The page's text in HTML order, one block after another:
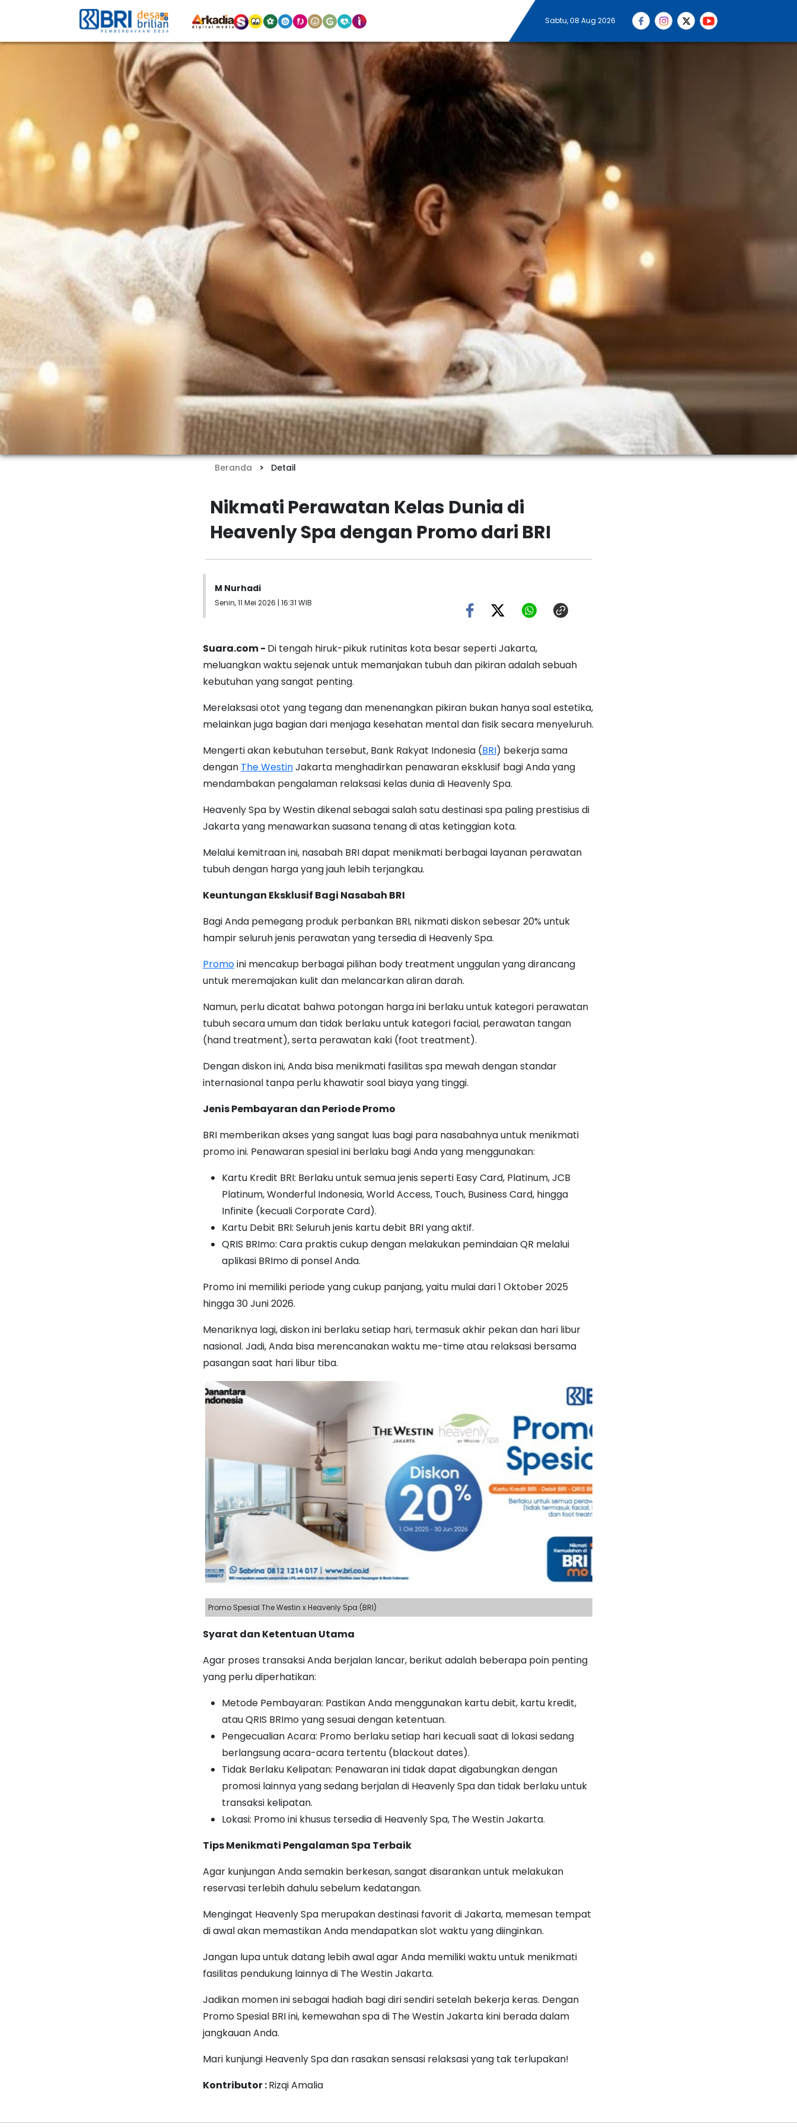
Sabtu, 08 Aug 2026
Beranda Detail
Nikmati Perawatan Kelas Dunia di
Heavenly Spa dengan Promo dari BRI
M Nurhadi
Senin, 11 Mei 2026 | 16:31 WIB
Suara.com - Di tengah hiruk-pikuk rutinitas kota besar seperti Jakarta,
meluangkan waktu sejenak untuk memanjakan tubuh dan pikiran adalah sebuah
kebutuhan yang sangat penting.
Merelaksasi otot yang tegang dan menenangkan pikiran bukan hanya soal estetika,
melainkan juga bagian dari menjaga kesehatan mental dan fisik secara menyeluruh.
Mengerti akan kebutuhan tersebut, Bank Rakyat Indonesia (BRI) bekerja sama
dengan The WestinJakarta menghadirkan penawaran eksklusif bagi Anda yang
mendambakan pengalaman relaksasi kelas dunia di Heavenly Spa.
Heavenly Spa by Westin dikenal sebagai salah satu destinasi spa paling prestisius di
Jakarta yang menawarkan suasana tenang di atas ketinggian kota.
Melalui kemitraan ini, nasabah BRI dapat menikmati berbagai layanan perawatan
tubuh dengan harga yang jauh lebih terjangkau.
Keuntungan Eksklusif Bagi Nasabah BRI
Bagi Anda pemegang produk perbankan BRI, nikmati diskon sebesar 20% untuk
hampir seluruh jenis perawatan yang tersedia di Heavenly Spa.
Promoini mencakup berbagai pilihan body treatment unggulan yang dirancang
untuk meremajakan kulit dan melancarkan aliran darah.
Namun, perlu dicatat bahwa potongan harga ini berlaku untuk kategori perawatan
tubuh secara umum dan tidak berlaku untuk kategori facial, perawatan tangan
(hand treatment), serta perawatan kaki (foot treatment).
Dengan diskon ini, Anda bisa menikmati fasilitas spa mewah dengan standar
internasional tanpa perlu khawatir soal biaya yang tinggi.
Jenis Pembayaran dan Periode Promo
BRI memberikan akses yang sangat luas bagi para nasabahnya untuk menikmati
promo ini. Penawaran spesial ini berlaku bagi Anda yang menggunakan:
Kartu Kredit BRI: Berlaku untuk semua jenis seperti Easy Card, Platinum, JCB
Platinum, Wonderful Indonesia, World Access, Touch, Business Card, hingga
Infinite (kecuali Corporate Card).
Kartu Debit BRI: Seluruh jenis kartu debit BRI yang aktif.
QRIS BRImo: Cara praktis cukup dengan melakukan pemindaian QR melalui
aplikasi BRImo di ponsel Anda.
Promo ini memiliki periode yang cukup panjang, yaitu mulai dari 1 Oktober 2025
hingga 30 Juni 2026.
Menariknya lagi, diskon ini berlaku setiap hari, termasuk akhir pekan dan hari libur
nasional. Jadi, Anda bisa merencanakan waktu me-time atau relaksasi bersama
pasangan saat hari libur tiba.
Promo Spesial The Westin x Heavenly Spa (BRI)
Syarat dan Ketentuan Utama
Agar proses transaksi Anda berjalan lancar, berikut adalah beberapa poin penting
yang perlu diperhatikan:
Metode Pembayaran: Pastikan Anda menggunakan kartu debit, kartu kredit,
atau QRIS BRImo yang sesuai dengan ketentuan.
Pengecualian Acara: Promo berlaku setiap hari kecuali saat di lokasi sedang
berlangsung acara-acara tertentu (blackout dates).
Tidak Berlaku Kelipatan: Penawaran ini tidak dapat digabungkan dengan
promosi lainnya yang sedang berjalan di Heavenly Spa dan tidak berlaku untuk
transaksi kelipatan.
Lokasi: Promo ini khusus tersedia di Heavenly Spa, The Westin Jakarta.
Tips Menikmati Pengalaman Spa Terbaik
Agar kunjungan Anda semakin berkesan, sangat disarankan untuk melakukan
reservasi terlebih dahulu sebelum kedatangan.
Mengingat Heavenly Spa merupakan destinasi favorit di Jakarta, memesan tempat
di awal akan memastikan Anda mendapatkan slot waktu yang diinginkan.
Jangan lupa untuk datang lebih awal agar Anda memiliki waktu untuk menikmati
fasilitas pendukung lainnya di The Westin Jakarta.
Jadikan momen ini sebagai hadiah bagi diri sendiri setelah bekerja keras. Dengan
Promo Spesial BRI ini, kemewahan spa di The Westin Jakarta kini berada dalam
jangkauan Anda.
Mari kunjungi Heavenly Spa dan rasakan sensasi relaksasi yang tak terlupakan!
Kontributor :Rizqi Amalia